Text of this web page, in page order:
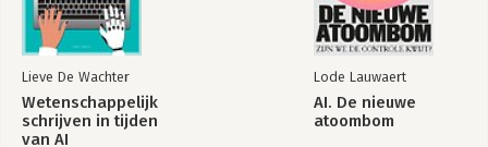
Lieve De Wachter
Wetenschappelijk
schrijven in tijden
van AI
Lode Lauwaert
AI. De nieuwe
atoombom